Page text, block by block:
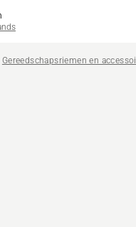
Gereedschapsriemen en